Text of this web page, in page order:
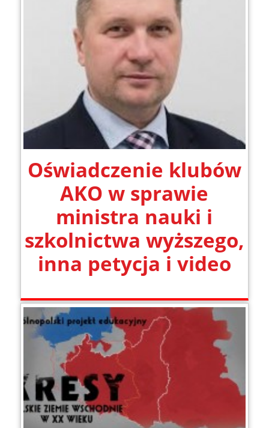
Oświadczenie klubów
AKO w sprawie
ministra nauki i
szkolnictwa wyższego,
inna petycja i video